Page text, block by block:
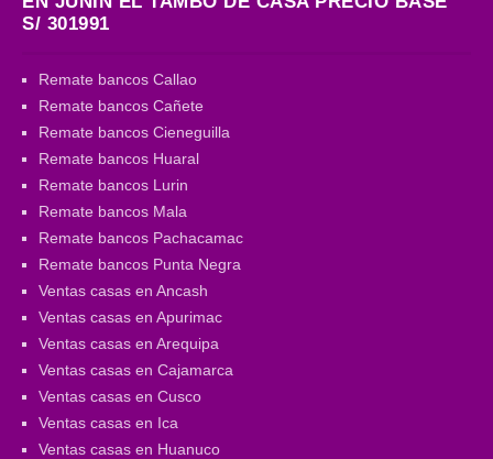
S/ 301991
Remate bancos Callao
Remate bancos Cañete
Remate bancos Cieneguilla
Remate bancos Huaral
Remate bancos Lurin
Remate bancos Mala
Remate bancos Pachacamac
Remate bancos Punta Negra
Ventas casas en Ancash
Ventas casas en Apurimac
Ventas casas en Arequipa
Ventas casas en Cajamarca
Ventas casas en Cusco
Ventas casas en Ica
Ventas casas en Huanuco